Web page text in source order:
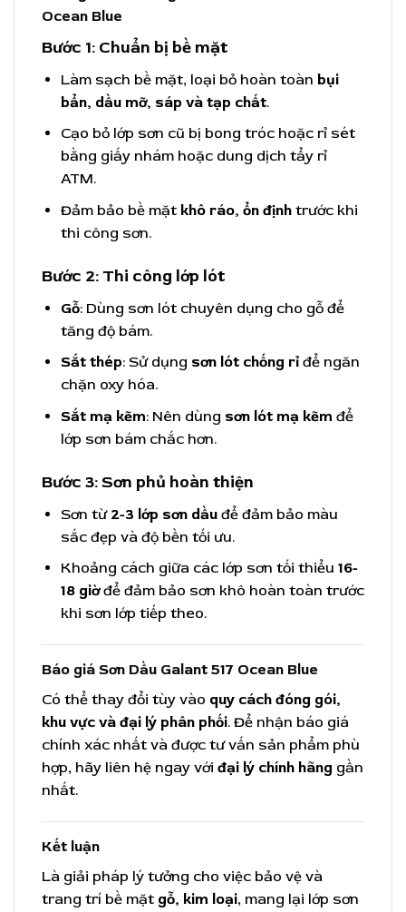
Ocean Blue
Bước 1: Chuẩn bị bề mặt
Làm sạch bề mặt, loại bỏ hoàn toàn bụi
bẩn, dầu mỡ, sáp và tạp chất.
Cạo bỏ lớp sơn cũ bị bong tróc hoặc rỉ sét
bằng giấy nhám hoặc dung dịch tẩy rỉ
ATM.
Đảm bảo bề mặt khô ráo, ổn địnhtrước khi
thi công sơn.
Bước 2: Thi công lớp lót
Gỗ: Dùng sơn lót chuyên dụng cho gỗ để
tăng độ bám.
Sắt thép: Sử dụng sơn lót chống rỉđể ngăn
chặn oxy hóa.
Sắt mạ kẽm: Nên dùng sơn lót mạ kẽm để
lớp sơn bám chắc hơn.
Bước 3: Sơn phủ hoàn thiện
Sơn từ 2-3 lớp sơn dầuđể đảm bảo màu
sắc đẹp và độ bền tối ưu.
Khoảng cách giữa các lớp sơn tối thiểu 16-
18 giờđể đảm bảo sơn khô hoàn toàn trước
khi sơn lớp tiếp theo.
Báo giá Sơn Dầu Galant 517 Ocean Blue
Có thể thay đổi tùy vào quy cách đóng gói,
khu vực và đại lý phân phối. Để nhận báo giá
chính xác nhất và được tư vấn sản phẩm phù
hợp, hãy liên hệ ngay với đại lý chính hãng gần
nhất.
Kết luận
Là giải pháp lý tưởng cho việc bảo vệ và
trang trí bề mặt gỗ, kim loại, mang lại lớp sơn